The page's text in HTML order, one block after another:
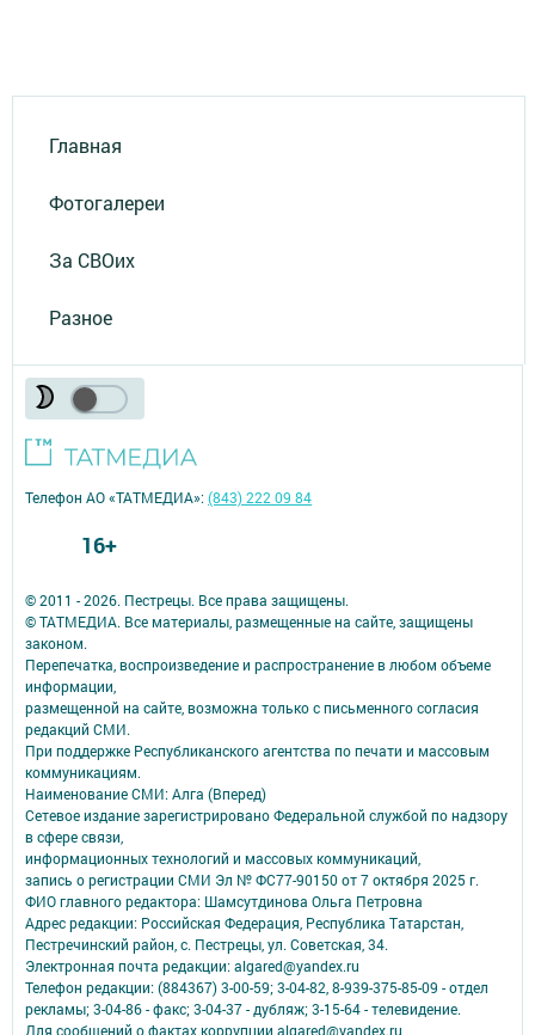
Главная
Фотогалереи
За СВОих
Разное
© 2011 - 2026. Пестрецы. Все права защищены.
© ТАТМЕДИА. Все материалы, размещенные на сайте, защищены
законом.
Перепечатка, воспроизведение и распространение в любом объеме
информации,
размещенной на сайте, возможна только с письменного согласия
редакций СМИ.
При поддержке Республиканского агентства по печати и массовым
коммуникациям.
Наименование СМИ: Алга (Вперед)
Сетевое издание зарегистрировано Федеральной службой по надзору
в сфере связи,
информационных технологий и массовых коммуникаций,
запись о регистрации СМИ Эл № ФС77-90150 от 7 октября 2025 г.
ФИО главного редактора: Шамсутдинова Ольга Петровна
Адрес редакции: Российская Федерация, Республика Татарстан,
Пестречинский район, с. Пестрецы, ул. Советская, 34.
Электронная почта редакции: algared@yandex.ru
Телефон редакции: (884367) 3-00-59; 3-04-82, 8-939-375-85-09 - отдел
рекламы; 3-04-86 - факс; 3-04-37 - дубляж; 3-15-64 - телевидение.
Для сообщений о фактах коррупции algared@yandex.ru
Телефон АО «ТАТМЕДИА»:(843) 222 09 84
16+